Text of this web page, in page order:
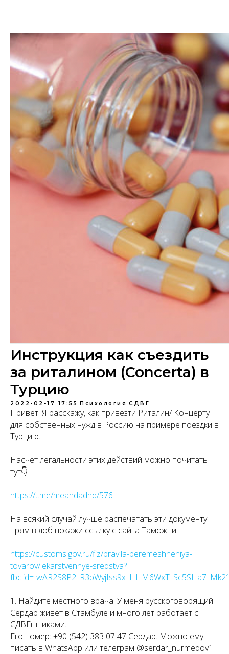
Инструкция как съездить
за риталином (Concerta) в
Турцию
2022-02-17 17:55 Психология СДВГ
Привет! Я расскажу, как привезти Риталин/ Концерту
для собственных нужд в Россию на примере поездки в
Турцию.
Насчёт легальности этих действий можно почитать
тут👇
https://t.me/meandadhd/576
На всякий случай лучше распечатать эти документу. +
прям в лоб покажи ссылку с сайта Таможни.
https://customs.gov.ru/fiz/pravila-peremeshheniya-
tovarov/lekarstvennye-sredstva?
1. Найдите местного врача. У меня русскоговорящий.
Сердар живет в Стамбуле и много лет работает с
СДВГшниками.
Его номер: +90 (542) 383 07 47 Сердар. Можно ему
писать в WhatsApp или телеграм @serdar_nurmedov1